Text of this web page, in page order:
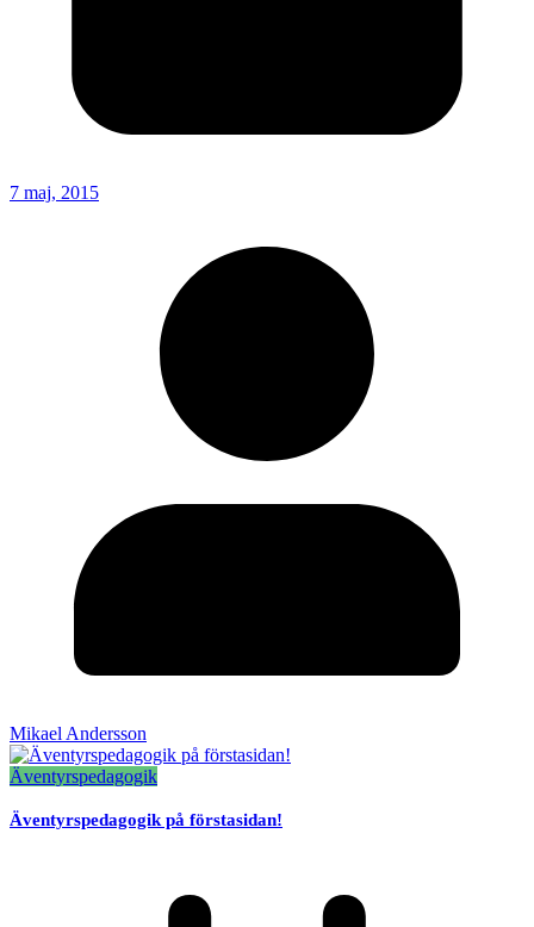
7 maj, 2015
Mikael Andersson
Äventyrspedagogik
Äventyrspedagogik på förstasidan!